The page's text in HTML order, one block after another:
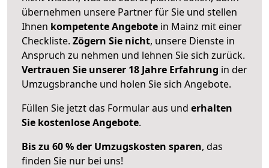
übernehmen unsere Partner für Sie und stellen
Ihnen kompetente Angebote in Mainz mit einer
Checkliste. Zögern Sie nicht, unsere Dienste in
Anspruch zu nehmen und lehnen Sie sich zurück.
Vertrauen Sie unserer 18 Jahre Erfahrung in der
Umzugsbranche und holen Sie sich Angebote.
Füllen Sie jetzt das Formular aus und erhalten
Sie kostenlose Angebote.
Bis zu 60 % der Umzugskosten sparen, das
finden Sie nur bei uns!